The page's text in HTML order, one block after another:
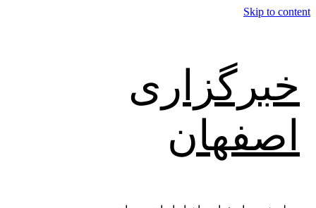
Skip to content
خبرگزاری
اصفهان